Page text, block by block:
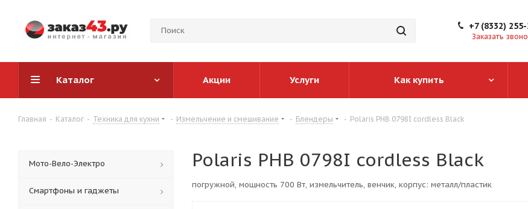
+7 (8332)
Заказать
Каталог Акции Услуги Как купить
Главная - Каталог - Техника для кухни - Измельчение и смешивание - Блендеры - Polaris PHB 0798I cordless Black
Polaris PHB 0798I cordless Black
погружной, мощность 700 Вт, измельчитель, венчик, корпус: металл/пластик
Мото-Вело-Электро
Смартфоны и гаджеты